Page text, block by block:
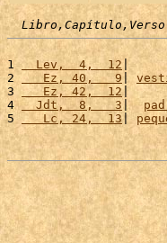
Libro,Capítulo,Verso
1
  Lev,  4,  12
2
   Ez, 40,   9
|
3
   Ez, 42,  12
4
  Jdt,  8,   3
|
5
   Lc, 24,  13
|